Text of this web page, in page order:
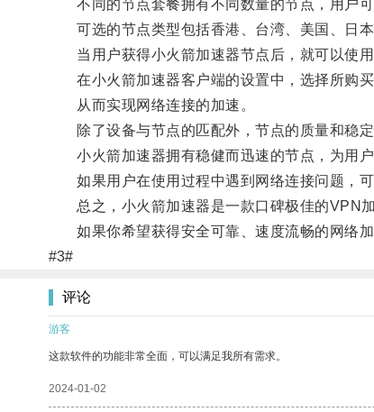
不同的节点套餐拥有不同数量的节点，用户可
可选的节点类型包括香港、台湾、美国、日本
当用户获得小火箭加速器节点后，就可以使用
在小火箭加速器客户端的设置中，选择所购买
从而实现网络连接的加速。
除了设备与节点的匹配外，节点的质量和稳定
小火箭加速器拥有稳健而迅速的节点，为用户
如果用户在使用过程中遇到网络连接问题，可
总之，小火箭加速器是一款口碑极佳的VPN加
如果你希望获得安全可靠、速度流畅的网络加
#3#
评论
游客
这款软件的功能非常全面，可以满足我所有需求。
2024-01-02